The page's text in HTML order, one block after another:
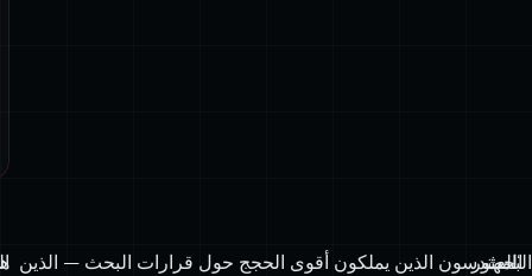
البحث
“العثور
المهندسون الذين يملكون أقوى الحجج حول قرارات البحث — الذين